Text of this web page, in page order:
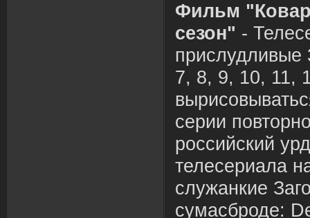
Фильм
сезон" -
7, 8, 9, 10, 11,
серии
российский
телесериала
служанкие
сумасброде: